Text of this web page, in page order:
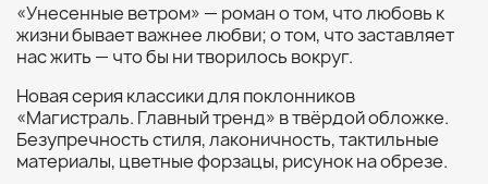
«Унесенные ветром» — роман о том, что любовь к
жизни бывает важнее любви; о том, что заставляет
нас жить — что бы ни творилось вокруг.
Новая серия классики для поклонников
«Магистраль. Главный тренд» в твёрдой обложке.
Безупречность стиля, лаконичность, тактильные
материалы, цветные форзацы, рисунок на обрезе.